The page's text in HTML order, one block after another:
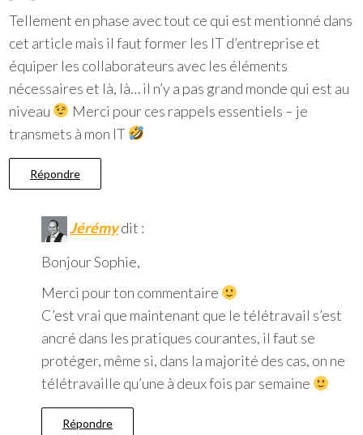
Tellement en phase avec tout ce qui est mentionné dans
cet article mais il faut former les IT d’entreprise et
équiper les collaborateurs avec les éléments
nécessaires et là, là… il n’y a pas grand monde qui est au
niveau
Merci pour ces rappels essentiels – je
transmets à mon IT
Répondre
Jérémydit :
Bonjour Sophie,
Merci pour ton commentaire
C’est vrai que maintenant que le télétravail s’est
ancré dans les pratiques courantes, il faut se
protéger, même si, dans la majorité des cas, on ne
télétravaille qu’une à deux fois par semaine
Répondre